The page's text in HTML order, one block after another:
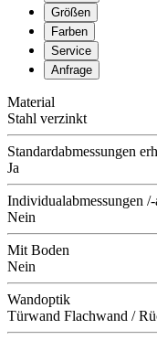
Größen
Farben
Service
Anfrage
Material
Stahl verzinkt
Standardabmessungen
Ja
Individualabmessungen
Nein
Mit Boden
Nein
Wandoptik
Türwand Flachwand /